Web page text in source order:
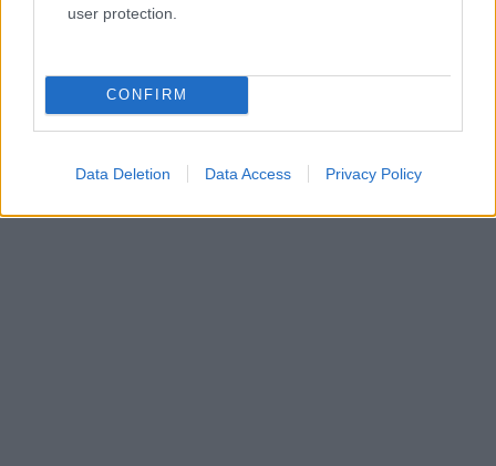
user protection.
CONFIRM
Data Deletion Data Access Privacy Policy